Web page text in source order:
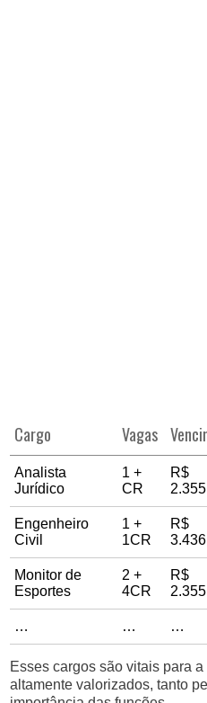
Cargo Vagas
Analista
Jurídico
1 +
CR
R$
Engenheiro
Civil
1 +
1CR
R$
Monitor de
Esportes
2 +
4CR
R$
… … …
Esses cargos são vitais para
altamente valorizados, tanto